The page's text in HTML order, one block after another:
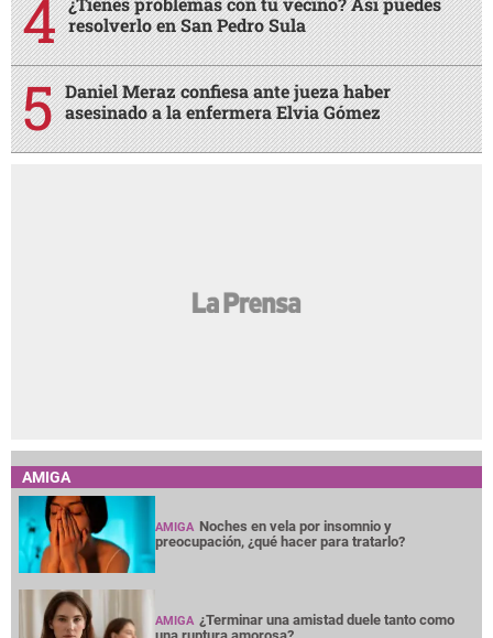
resolverlo en San Pedro Sula
Daniel Meraz confiesa ante jueza haber
asesinado a la enfermera Elvia Gómez
AMIGA
AMIGA Noches en vela por insomnio y
preocupación, ¿qué hacer para tratarlo?
AMIGA ¿Terminar una amistad duele tanto como